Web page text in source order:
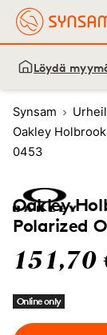
Löydä
Synsam
Oakley
0453
Oakley
Polarized
151,70
Online only